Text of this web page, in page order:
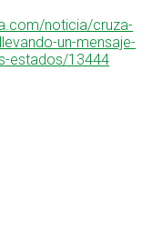
noticia/cruza-
un-mensaje-
estados/13444